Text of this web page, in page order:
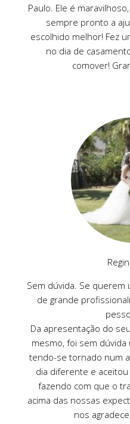
Paulo. Ele é
sempre pronto a
escolhido melhor! Fez
no dia de
comover!
Sem dúvida. Se
de grande
Da apresentação do
mesmo, foi sem
tendo-se tornado num
dia diferente e
fazendo com que o
acima das nossas
nos